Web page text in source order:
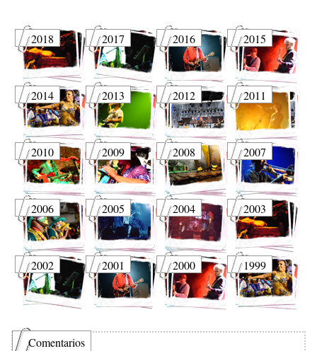
2018 2017 2016 2015
2014 2013 2012 2011
2010 2009 2008 2007
2006 2005 2004 2003
2002 2001 2000 1999
Comentarios